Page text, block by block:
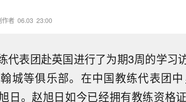
作者 06.03 23:00
代表团赴英国进行了为期3周的学习
城等俱乐部。在中国教练代表团
日。赵旭日如今已经拥有教练资格